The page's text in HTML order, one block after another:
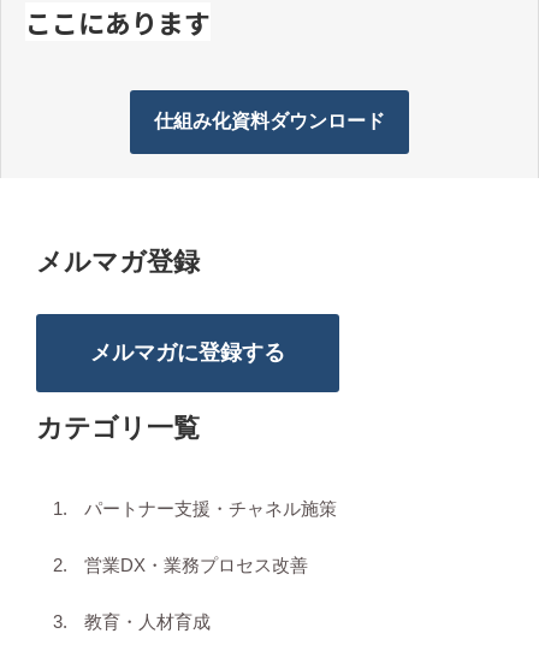
ここにあります
仕組み化資料ダウンロード
メルマガ登録
メルマガに登録する
カテゴリ一覧
パートナー支援・チャネル施策
営業DX・業務プロセス改善
教育・人材育成